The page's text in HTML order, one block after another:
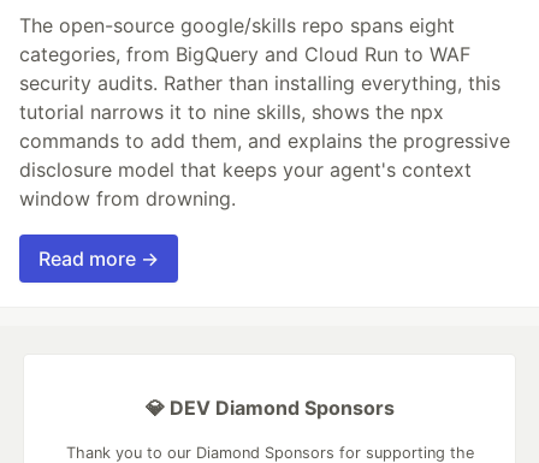
The open-source google/skills repo spans eight
categories, from BigQuery and Cloud Run to WAF
security audits. Rather than installing everything, this
tutorial narrows it to nine skills, shows the npx
commands to add them, and explains the progressive
disclosure model that keeps your agent's context
window from drowning.
Read more →
💎 DEV Diamond Sponsors
Thank you to our Diamond Sponsors for supporting the